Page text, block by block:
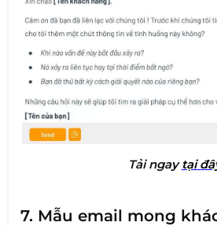
Tải ngay tại
7. Mẫu email mong